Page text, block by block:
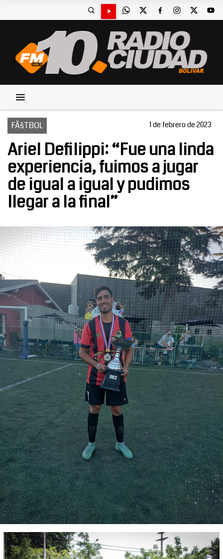
FÃšTBOL 1 de febrero de 2023
Ariel Defilippi: “Fue una linda
experiencia, fuimos a jugar
de igual a igual y pudimos
llegar a la final”